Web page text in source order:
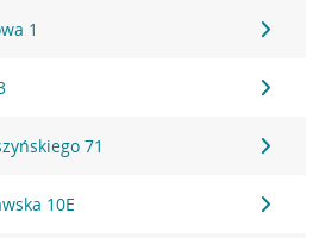
1
71
10E